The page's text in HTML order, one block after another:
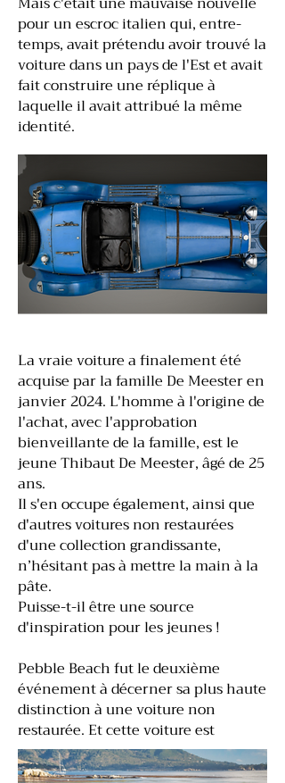
pour un escroc italien qui, entre-
temps, avait prétendu avoir trouvé la
voiture dans un pays de l'Est et avait
fait construire une réplique à
laquelle il avait attribué la même
identité.
La vraie voiture a finalement été
acquise par la famille De Meester en
janvier 2024. L'homme à l'origine de
l'achat, avec l'approbation
bienveillante de la famille, est le
jeune Thibaut De Meester, âgé de 25
ans.
Il s'en occupe également, ainsi que
d'autres voitures non restaurées
d'une collection grandissante,
n’hésitant pas à mettre la main à la
pâte.
Puisse-t-il être une source
d'inspiration pour les jeunes !
Pebble Beach fut le deuxième
événement à décerner sa plus haute
distinction à une voiture non
restaurée. Et cette voiture est